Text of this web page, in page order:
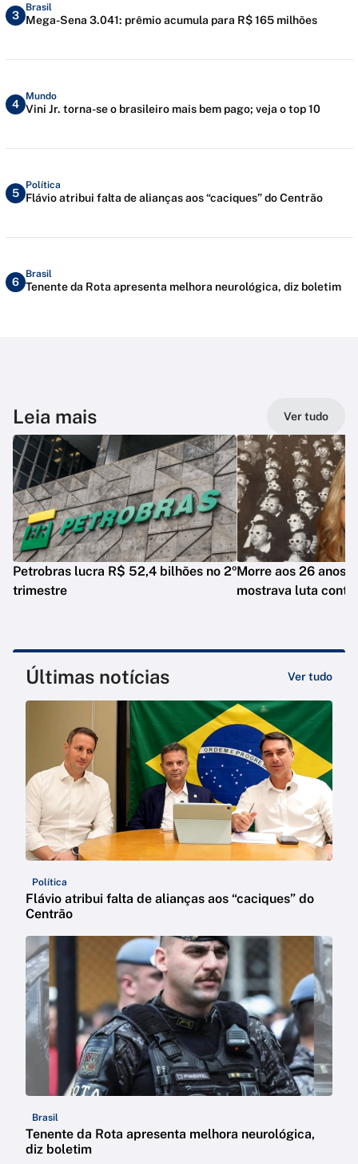
3
Brasil
Mega-Sena 3.041: prêmio acumula para R$ 165 milhões
4
Mundo
Vini Jr. torna-se o brasileiro mais bem pago; veja o top 10
5
Política
Flávio atribui falta de alianças aos “caciques” do Centrão
6
Brasil
Tenente da Rota apresenta melhora neurológica, diz boletim
Leia mais Ver tudo
Petrobras lucra R$ 52,4 bilhões no 2º
trimestre
Morre aos 26 anos
mostrava luta
Últimas notícias Ver tudo
Política
Flávio atribui falta de alianças aos “caciques” do
Centrão
Brasil
Tenente da Rota apresenta melhora neurológica,
diz boletim